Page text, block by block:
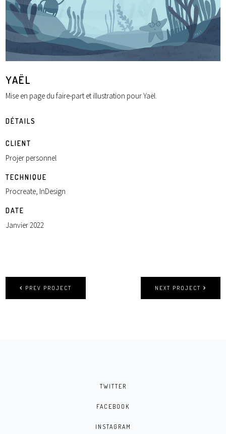
YAËL
Mise en page du faire-part et illustration pour Yaël.
DÉTAILS
CLIENT
Projer personnel
TECHNIQUE
Procreate, InDesign
DATE
Janvier 2022
NEXT PROJECT
PREV PROJECT
TWITTER
FACEBOOK
INSTAGRAM